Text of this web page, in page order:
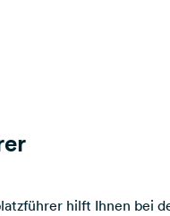
hilft Ihnen bei